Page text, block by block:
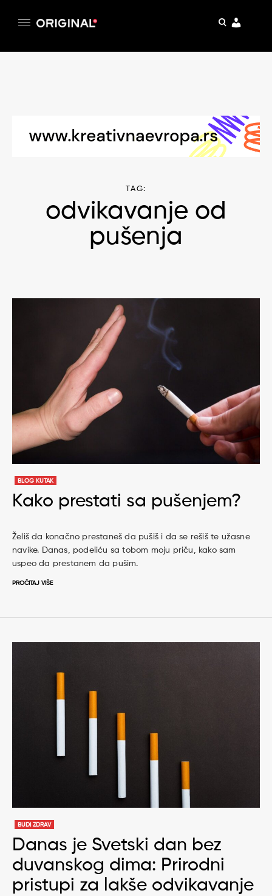
pretraga
TAG:
odvikavanje od
pušenja
BLOG KUTAK
Kako prestati sa pušenjem?
Želiš da konačno prestaneš da pušiš i da se rešiš te užasne
navike. Danas, podeliću sa tobom moju priču, kako sam
uspeo da prestanem da pušim.
PROČITAJ VIŠE
BUDI ZDRAV
Danas je Svetski dan bez
duvanskog dima: Prirodni
pristupi za lakše odvikavanje